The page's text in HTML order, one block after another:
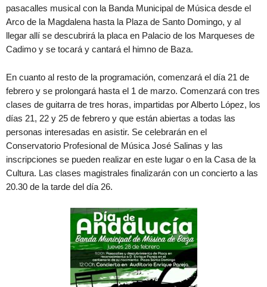
pasacalles musical con la Banda Municipal de Música desde el
Arco de la Magdalena hasta la Plaza de Santo Domingo, y al
llegar allí se descubrirá la placa en Palacio de los Marqueses de
Cadimo y se tocará y cantará el himno de Baza.
En cuanto al resto de la programación, comenzará el día 21 de
febrero y se prolongará hasta el 1 de marzo. Comenzará con tres
clases de guitarra de tres horas, impartidas por Alberto López, los
días 21, 22 y 25 de febrero y que están abiertas a todas las
personas interesadas en asistir. Se celebrarán en el
Conservatorio Profesional de Música José Salinas y las
inscripciones se pueden realizar en este lugar o en la Casa de la
Cultura. Las clases magistrales finalizarán con un concierto a las
20.30 de la tarde del día 26.